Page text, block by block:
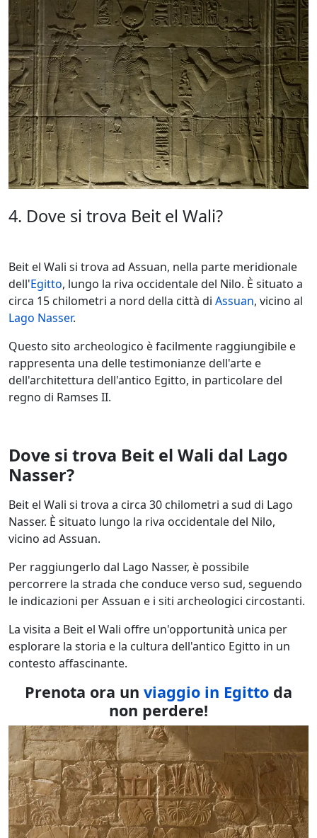
4. Dove si trova Beit el Wali?
Beit el Wali si trova ad Assuan, nella parte meridionale
dell'Egitto, lungo la riva occidentale del Nilo. È situato a
circa 15 chilometri a nord della città di Assuan, vicino al
Lago Nasser.
Questo sito archeologico è facilmente raggiungibile e
rappresenta una delle testimonianze dell'arte e
dell'architettura dell'antico Egitto, in particolare del
regno di Ramses II.
Dove si trova Beit el Wali dal Lago
Nasser?
Beit el Wali si trova a circa 30 chilometri a sud di Lago
Nasser. È situato lungo la riva occidentale del Nilo,
vicino ad Assuan.
Per raggiungerlo dal Lago Nasser, è possibile
percorrere la strada che conduce verso sud, seguendo
le indicazioni per Assuan e i siti archeologici circostanti.
La visita a Beit el Wali offre un'opportunità unica per
esplorare la storia e la cultura dell'antico Egitto in un
contesto affascinante.
Prenota ora un viaggio in Egitto da
non perdere!